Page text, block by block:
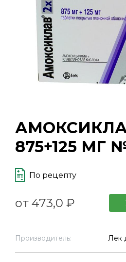
875+125 МГ
По рецепту
от 473,0 ₽
Производитель: Лек